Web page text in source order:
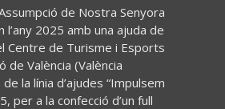
de Nostra Senyora
l’any 2025 amb una ajuda de
Centre de Turisme i Esports
de València (València
la línia d’ajudes “Impulsem
per a la confecció d’un full